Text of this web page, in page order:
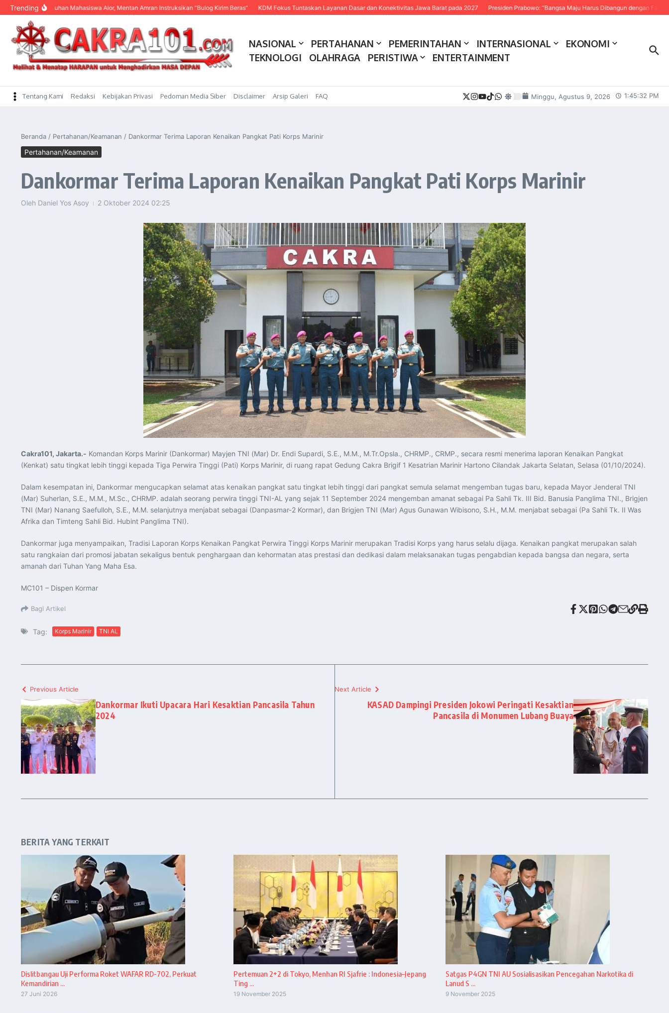
content
Trending
Keluhan Mahasiswa Alor, Mentan Amran Instruksikan “Bulog Kirim Beras” KDM Fokus Tuntaskan Layanan Dasar dan Konektivitas Jawa Barat pada 2027 Presiden Prabowo: “Bangsa Maju Harus Dibangun dengan Fakta dan
NASIONAL PERTAHANAN PEMERINTAHAN INTERNASIONAL
EKONOMI
TEKNOLOGI
OLAHRAGA PERISTIWA ENTERTAINMENT
Tentang Kami Redaksi Kebijakan Privasi Pedoman Media Siber Disclaimer Arsip Galeri FAQ Minggu, Agustus 9, 2026 1:45:33 PM
Beranda / Pertahanan/Keamanan / Dankormar Terima Laporan Kenaikan Pangkat Pati Korps Marinir
Pertahanan/Keamanan
Dankormar Terima Laporan Kenaikan Pangkat Pati Korps Marinir
Oleh Daniel Yos Asoy 2 Oktober 2024 02:25
Cakra101, Jakarta.- Komandan Korps Marinir (Dankormar) Mayjen TNI (Mar) Dr. Endi Supardi, S.E., M.M., M.Tr.Opsla., CHRMP., CRMP., secara resmi menerima laporan Kenaikan Pangkat
(Kenkat) satu tingkat lebih tinggi kepada Tiga Perwira Tinggi (Pati) Korps Marinir, di ruang rapat Gedung Cakra Brigif 1 Kesatrian Marinir Hartono Cilandak Jakarta Selatan, Selasa (01/10/2024).
Dalam kesempatan ini, Dankormar mengucapkan selamat atas kenaikan pangkat satu tingkat lebih tinggi dari pangkat semula selamat mengemban tugas baru, kepada Mayor Jenderal TNI
(Mar) Suherlan, S.E., M.M., M.Sc., CHRMP. adalah seorang perwira tinggi TNI-AL yang sejak 11 September 2024 mengemban amanat sebagai Pa Sahli Tk. III Bid. Banusia Panglima TNI., Brigjen
TNI (Mar) Nanang Saefulloh, S.E., M.M. selanjutnya menjabat sebagai (Danpasmar-2 Kormar), dan Brigjen TNI (Mar) Agus Gunawan Wibisono, S.H., M.M. menjabat sebagai (Pa Sahli Tk. II Was
Afrika dan Timteng Sahli Bid. Hubint Panglima TNI).
Dankormar juga menyampaikan, Tradisi Laporan Korps Kenaikan Pangkat Perwira Tinggi Korps Marinir merupakan Tradisi Korps yang harus selalu dijaga. Kenaikan pangkat merupakan salah
satu rangkaian dari promosi jabatan sekaligus bentuk penghargaan dan kehormatan atas prestasi dan dedikasi dalam melaksanakan tugas pengabdian kepada bangsa dan negara, serta
amanah dari Tuhan Yang Maha Esa.
MC101 – Dispen Kormar
Bagi Artikel
Tag: Korps Marinir TNI AL
Previous Article
Dankormar Ikuti Upacara Hari Kesaktian Pancasila Tahun
2024
Next Article
KASAD Dampingi Presiden Jokowi Peringati Kesaktian
Pancasila di Monumen Lubang Buaya
BERITA YANG TERKAIT
Dislitbangau Uji Performa Roket WAFAR RD-702, Perkuat
Kemandirian ...
27 Juni 2026
Pertemuan 2+2 di Tokyo, Menhan RI Sjafrie : Indonesia–Jepang
Ting ...
19 November 2025
Satgas P4GN TNI AU Sosialisasikan Pencegahan Narkotika di
Lanud S ...
9 November 2025